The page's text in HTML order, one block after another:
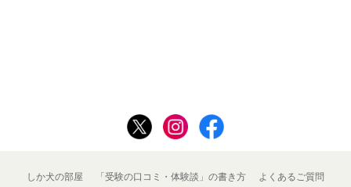
しか犬の部屋 「受験の口コミ・体験談」の書き方 よくあるご質問